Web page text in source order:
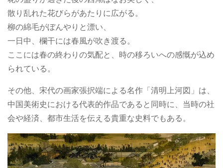
散り乱れた花びらがあたりに広がる。
柳の綿毛がぼんやりと漂い、
一日中、欄干には春風が吹き渡る。
ここには春の終わりの気配と、時の移ろいへの感慨が込め
られている。
その他、宋代の画家張択端による名作「清明上河図」は、
中国美術史における代表的作品であると同時に、当時の社
会や経済、都市生活を伝える貴重な史料でもある。